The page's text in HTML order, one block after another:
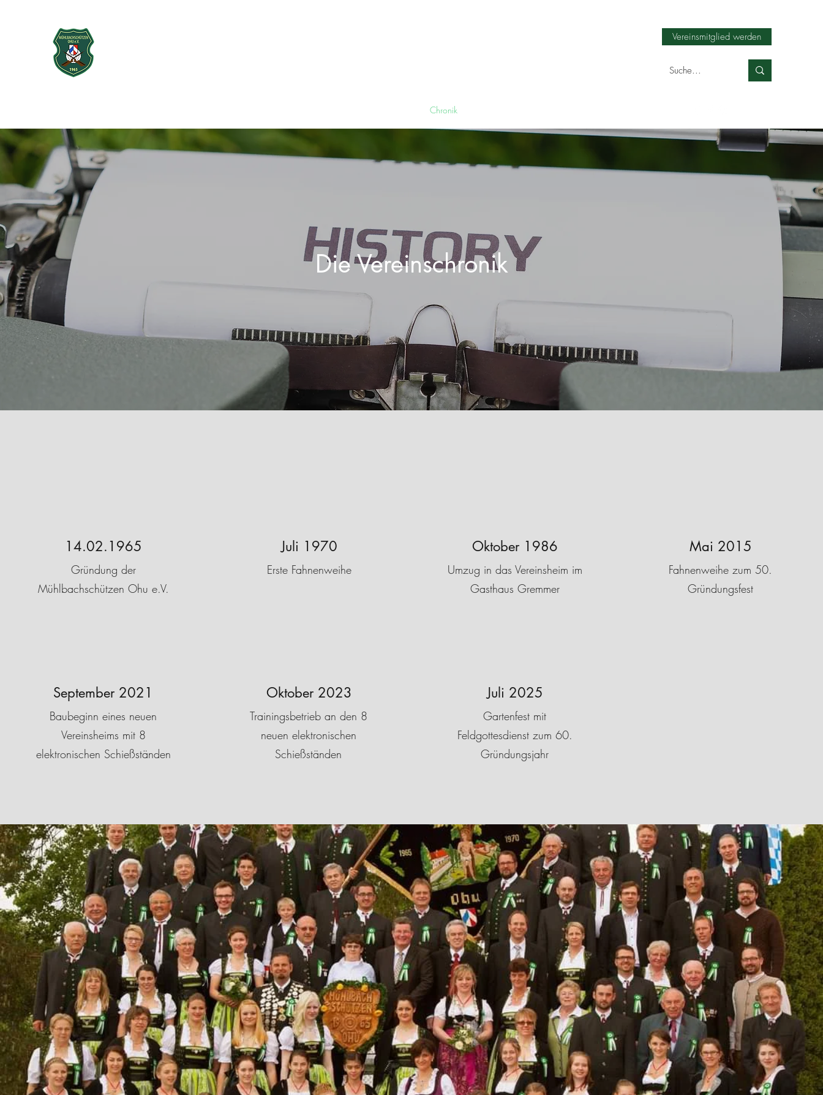
Vereinsmitglied werden
Chronik
Die Vereinschronik
14.02.1965
Gründung der
Mühlbachschützen Ohu e.V.
Juli 1970
Erste Fahnenweihe
Oktober 1986
Umzug in das Vereinsheim im
Gasthaus Gremmer
Mai 2015
Fahnenweihe zum 50.
Gründungsfest
September 2021
Baubeginn eines neuen
Vereinsheims mit 8
elektronischen Schießständen
Oktober 2023
Trainingsbetrieb an den 8
neuen elektronischen
Schießständen
Juli 2025
Gartenfest mit
Feldgottesdienst zum 60.
Gründungsjahr